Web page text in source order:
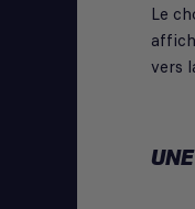
Le
vers